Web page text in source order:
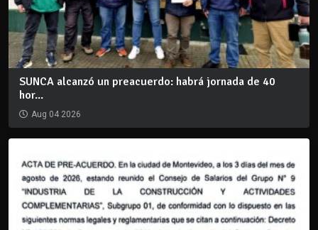
SUNCA alcanzó un preacuerdo: habrá jornada de 40
hor...
Aug 04 2026